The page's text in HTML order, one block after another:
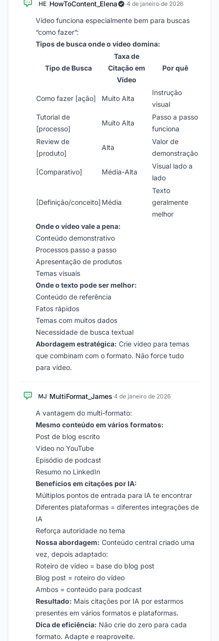
HE HowToContent_Elena ·4 de janeiro de 2026
Vídeo funciona especialmente bem para buscas
“como fazer”:
Tipos de busca onde o vídeo domina:
Tipo de Busca
Taxa de
Citação em
Vídeo
Por quê
Como fazer [ação] Muito Alta
Instrução
visual
Tutorial de
[processo]
Muito Alta
Passo a passo
funciona
Review de
[produto]
Alta
Valor de
demonstração
[Comparativo] Média-Alta
Visual lado a
lado
[Definição/conceito] Média
Texto
geralmente
melhor
Onde o vídeo vale a pena:
Conteúdo demonstrativo
Processos passo a passo
Apresentação de produtos
Temas visuais
Onde o texto pode ser melhor:
Conteúdo de referência
Fatos rápidos
Temas com muitos dados
Necessidade de busca textual
Abordagem estratégica: Crie vídeo para temas
que combinam com o formato. Não force tudo
para vídeo.
MJ MultiFormat_James·4 de janeiro de 2026
A vantagem do multi-formato:
Mesmo conteúdo em vários formatos:
Post de blog escrito
Vídeo no YouTube
Episódio de podcast
Resumo no LinkedIn
Benefícios em citações por IA:
Múltiplos pontos de entrada para IA te encontrar
Diferentes plataformas = diferentes integrações de
IA
Reforça autoridade no tema
Nossa abordagem: Conteúdo central criado uma
vez, depois adaptado:
Roteiro de vídeo = base do blog post
Blog post = roteiro do vídeo
Ambos = conteúdo para podcast
Resultado: Mais citações por IA por estarmos
presentes em vários formatos e plataformas.
Dica de eficiência: Não crie do zero para cada
formato. Adapte e reaproveite.